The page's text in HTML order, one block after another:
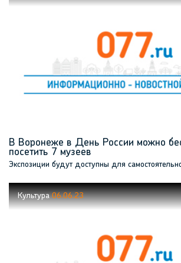
В Воронеже в День России можно
посетить 7 музеев
Экспозиции будут доступны для
Культура06.06.23